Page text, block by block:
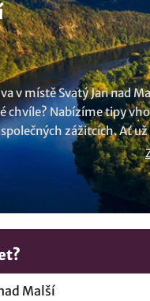
v místě Svatý Jan nad
chvíle? Nabízíme tipy
zážitcích. Ať už
si užít klidné chvíle ve
dělat a kam se vydat.
okamžiky s